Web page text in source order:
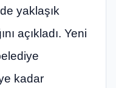
yaklaşık
açıkladı. Yeni
kadar